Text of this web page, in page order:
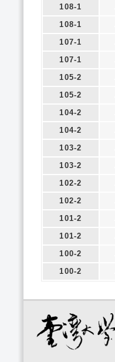
108-1
108-1
107-1
107-1
105-2
105-2
104-2
104-2
103-2
103-2
102-2
102-2
101-2
101-2
100-2
100-2